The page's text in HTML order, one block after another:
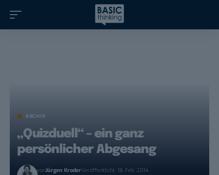
ARCHIV
„Quizduell“ – ein ganz
persönlicher Abgesang
vonJürgen KroderVeröffentlicht: 18. Feb. 2014